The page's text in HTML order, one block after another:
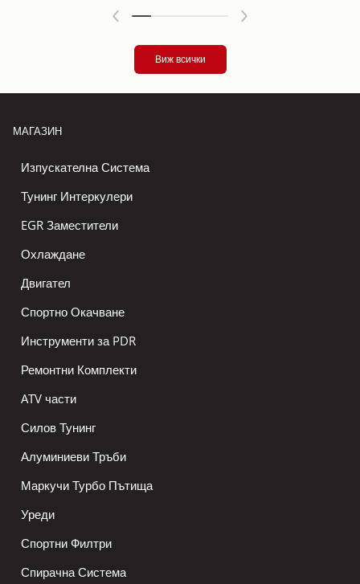
Виж всички
МАГАЗИН
Изпускателна Система
Тунинг Интеркулери
EGR Заместители
Охлаждане
Двигател
Спортно Окачване
Инструменти за PDR
Ремонтни Комплекти
ATV части
Силов Тунинг
Алуминиеви Тръби
Маркучи Турбо Пътища
Уреди
Спортни Филтри
Спирачна Система